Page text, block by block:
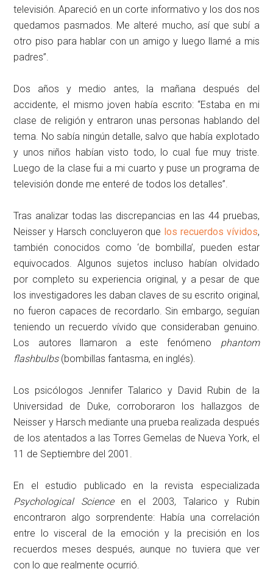
televisión. Apareció en un corte informativo y los dos nos
quedamos pasmados. Me alteré mucho, así que subí a
otro piso para hablar con un amigo y luego llamé a mis
padres”.
Dos años y medio antes, la mañana después del
accidente, el mismo joven había escrito: “Estaba en mi
clase de religión y entraron unas personas hablando del
tema. No sabía ningún detalle, salvo que había explotado
y unos niños habían visto todo, lo cual fue muy triste.
Luego de la clase fui a mi cuarto y puse un programa de
televisión donde me enteré de todos los detalles”.
Tras analizar todas las discrepancias en las 44 pruebas,
Neisser y Harsch concluyeron que los recuerdos vívidos,
también conocidos como ‘de bombilla’, pueden estar
equivocados. Algunos sujetos incluso habían olvidado
por completo su experiencia original, y a pesar de que
los investigadores les daban claves de su escrito original,
no fueron capaces de recordarlo. Sin embargo, seguían
teniendo un recuerdo vívido que consideraban genuino.
Los autores llamaron a este fenómeno phantom
flashbulbs(bombillas fantasma, en inglés).
Los psicólogos Jennifer Talarico y David Rubin de la
Universidad de Duke, corroboraron los hallazgos de
Neisser y Harsch mediante una prueba realizada después
de los atentados a las Torres Gemelas de Nueva York, el
11 de Septiembre del 2001.
En el estudio publicado en la revista especializada
Psychological Scienceen el 2003, Talarico y Rubin
encontraron algo sorprendente: Había una correlación
entre lo visceral de la emoción y la precisión en los
recuerdos meses después, aunque no tuviera que ver
con lo que realmente ocurrió.